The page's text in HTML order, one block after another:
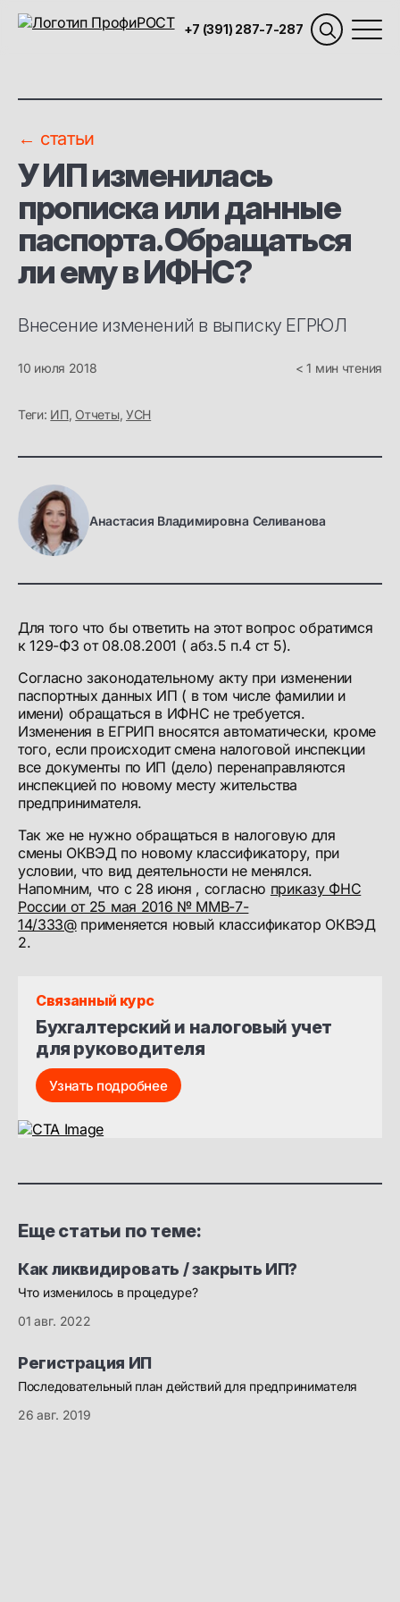
+7 (391) 287-7-287
← статьи
У ИП изменилась
прописка или данные
паспорта. Обращаться
ли ему в ИФНС?
Внесение изменений в выписку ЕГРЮЛ
10 июля 2018 < 1 мин чтения
Теги: ИП, Отчеты,УСН
Для того что бы ответить на этот вопрос обратимся
к 129-ФЗ от 08.08.2001 ( абз.5 п.4 ст 5).
Согласно законодательному акту при изменении
паспортных данных ИП ( в том числе фамилии и
имени) обращаться в ИФНС не требуется.
Изменения в ЕГРИП вносятся автоматически, кроме
того, если происходит смена налоговой инспекции
все документы по ИП (дело) перенаправляются
инспекцией по новому месту жительства
предпринимателя.
Так же не нужно обращаться в налоговую для
смены ОКВЭД по новому классификатору, при
условии, что вид деятельности не менялся.
Напомним, что с 28 июня , согласно приказу ФНС
России от 25 мая 2016 № ММВ-7-
14/333@применяется новый классификатор ОКВЭД
2.
Связанный курс
Бухгалтерский и налоговый учет
для руководителя
Узнать подробнее
Анастасия Владимировна Селиванова
Еще статьи по теме:
Как ликвидировать / закрыть ИП?
Что изменилось в процедуре?
01 авг. 2022
Регистрация ИП
Последовательный план действий для предпринимателя
26 авг. 2019